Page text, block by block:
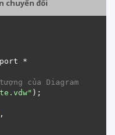
chuyển đổi
của Diagram
,